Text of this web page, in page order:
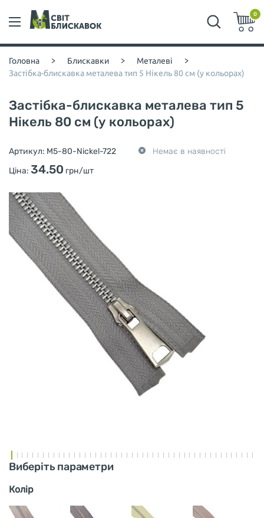
0
Головна > Блискавки > Металеві >
Застібка-блискавка металева тип 5 Нікель 80 см (у кольорах)
Застібка-блискавка металева тип 5
Нікель 80 см (у кольорах)
Артикул: M5-80-Nickel-722
Немає в наявності
Ціна: 34.50 грн/шт
Виберіть параметри
Колір